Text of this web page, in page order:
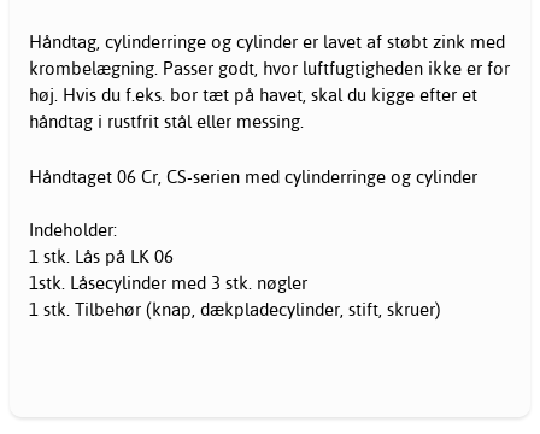
Håndtag, cylinderringe og cylinder er lavet af støbt zink med
krombelægning. Passer godt, hvor luftfugtigheden ikke er for
høj. Hvis du f.eks. bor tæt på havet, skal du kigge efter et
håndtag i rustfrit stål eller messing.
Håndtaget 06 Cr, CS-serien med cylinderringe og cylinder
Indeholder:
1 stk. Lås på LK 06
1stk. Låsecylinder med 3 stk. nøgler
1 stk. Tilbehør (knap, dækpladecylinder, stift, skruer)